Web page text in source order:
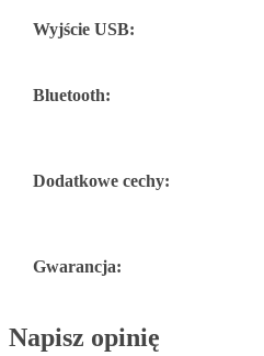
Wyjście USB:
Bluetooth:
Dodatkowe cechy:
Gwarancja:
Napisz opinię